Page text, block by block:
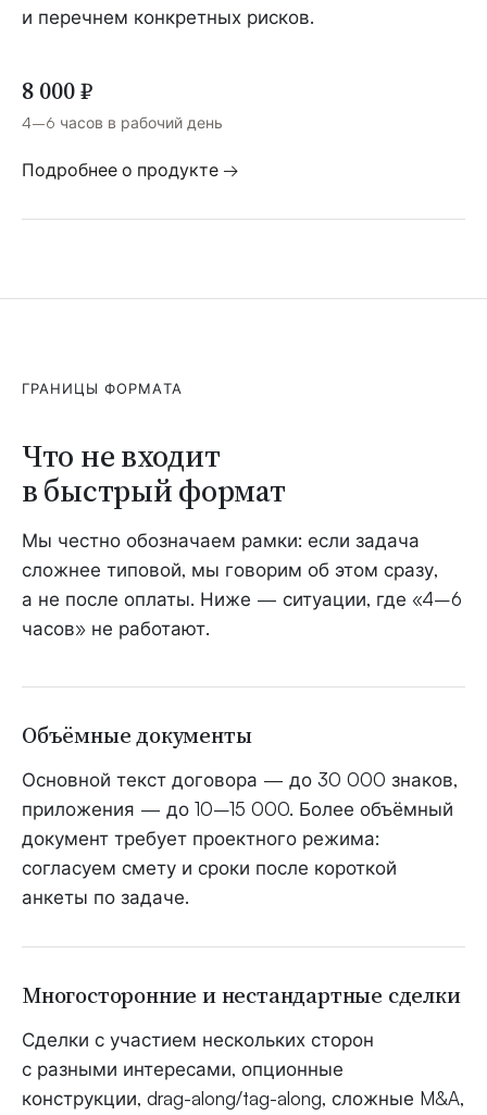
и перечнем конкретных рисков.
8 000 ₽
4–6 часов в рабочий день
Подробнее о продукте →
ГРАНИЦЫ ФОРМАТА
Что не входит
в быстрый формат
Мы честно обозначаем рамки: если задача
сложнее типовой, мы говорим об этом сразу,
а не после оплаты. Ниже — ситуации, где «4–6
часов» не работают.
Объёмные документы
Основной текст договора — до 30 000 знаков,
приложения — до 10–15 000. Более объёмный
документ требует проектного режима:
согласуем смету и сроки после короткой
анкеты по задаче.
Многосторонние и нестандартные сделки
Сделки с участием нескольких сторон
с разными интересами, опционные
конструкции, drag-along/tag-along, сложные M&A,